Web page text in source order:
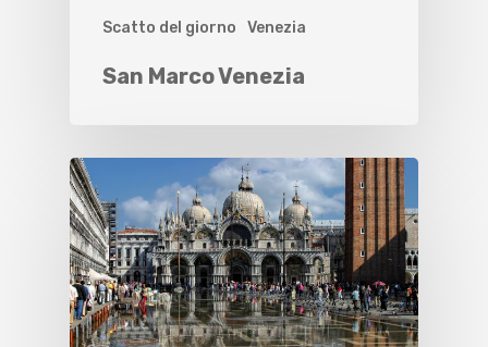
Scatto del giorno Venezia
San Marco Venezia